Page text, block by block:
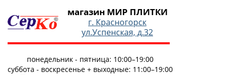
магазин МИР ПЛИТКИ
г. Красногорск
ул.Успенская, д.32
понедельник - пятница: 10:00–19:00
суббота - воскресенье + выходные: 11:00–19:00